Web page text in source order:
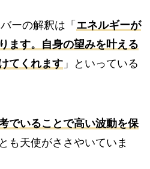
ーの解釈は「 エネルギーが
ます。自身の望みを叶える
てくれます 」といっている
でいることで高い波動を保
も天使がささやいていま